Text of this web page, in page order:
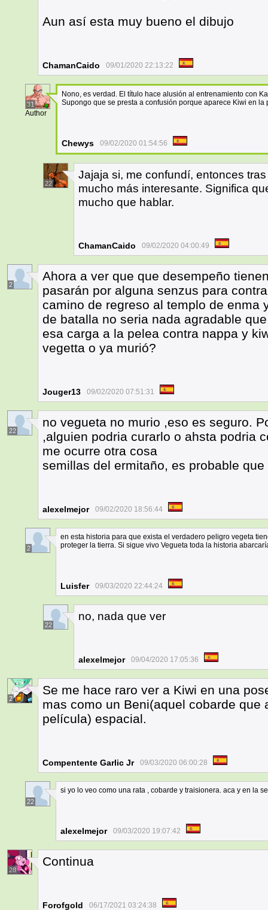
Aun así esta muy bueno el dibujo
ChamanCaido 09/01/2020 22:13:22
31
Author
Nono, es verdad. El título hace alusión al entrenamiento con
Supongo que se presta a confusión porque aparece Kiwi en
Chewys 09/02/2020 01:54:56
22
Jajaja si, me confundí, entonces
mucho más interesante. Significa
mucho que hablar.
ChamanCaido 09/02/2020 04:00:49
2
Ahora a ver que que desempeño
pasarán por alguna senzus para
camino de regreso al templo de enma
de batalla no seria nada agradable
esa carga a la pelea contra nappa y
vegetta o ya murió?
Jouger13 09/02/2020 07:51:31
22
no vegueta no murio ,eso es seguro.
,alguien podria curarlo o ahsta podria
me ocurre otra cosa
semillas del ermitaño, es probable
alexelmejor 09/02/2020 18:56:44
2
en esta historia para que exista el verdadero peligro vegeta
proteger la tierra. Si sigue vivo Vegueta toda la historia
Luisfer 09/03/2020 22:44:24
22
no, nada que ver
alexelmejor 09/04/2020 17:05:36
2
Se me hace raro ver a Kiwi en una
mas como un Beni(aquel cobarde
película) espacial.
Compentente Garlic Jr 09/03/2020 06:00:28
22
si yo lo veo como una rata , cobarde y traisionera. aca y en la
alexelmejor 09/03/2020 19:07:42
28
Continua
Forofgold 06/17/2021 03:24:38